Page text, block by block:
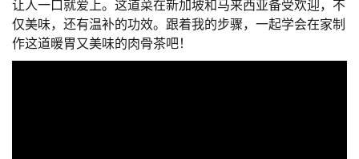
让人一口就爱上。这道菜在新加坡和马来西亚备受欢迎，不
仅美味，还有温补的功效。跟着我的步骤，一起学会在家制
作这道暖胃又美味的肉骨茶吧！